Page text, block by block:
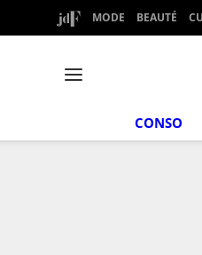
MODE BEAUTÉ
CONSO